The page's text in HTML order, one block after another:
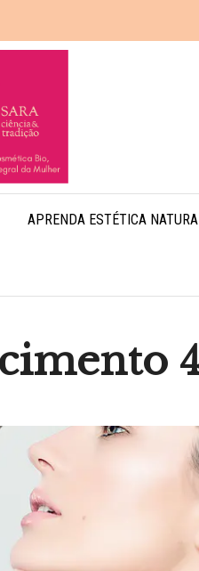
APRENDA ESTÉTICA